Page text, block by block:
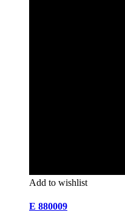
Add to wishlist
E 880009